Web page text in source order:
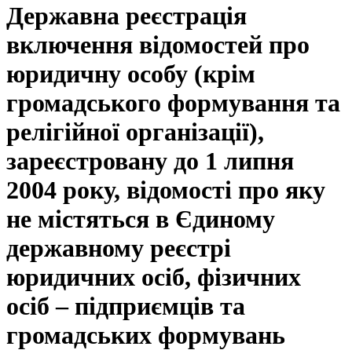
Державна реєстрація
включення відомостей про
юридичну особу (крім
громадського формування та
релігійної організації),
зареєстровану до 1 липня
2004 року, відомості про яку
не містяться в Єдиному
державному реєстрі
юридичних осіб, фізичних
осіб – підприємців та
громадських формувань